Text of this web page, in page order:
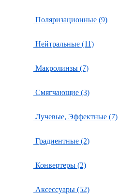
Поляризационные (9)
Нейтральные (11)
Макролинзы (7)
Смягчающие (3)
Лучевые, Эффектные (7)
Градиентные (2)
Конвертеры (2)
Аксессуары (52)